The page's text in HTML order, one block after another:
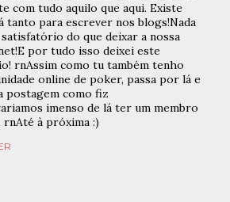
com tudo aquilo que aqui. Existe
tanto para escrever nos blogs!Nada
satisfatório do que deixar a nossa
por tudo isso deixei este
rnAssim como tu também tenho
online de poker, passa por lá e
postagem como fiz
imenso de lá ter um membro
rnAté à próxima :)